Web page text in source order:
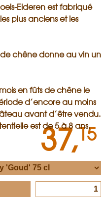
Elderen est fabriqué
plus anciens et les
chêne donne au vin un
en fûts de chêne le
d’encore au moins
avant d’être vendu.
est de 5 à 8 ans.
37,15